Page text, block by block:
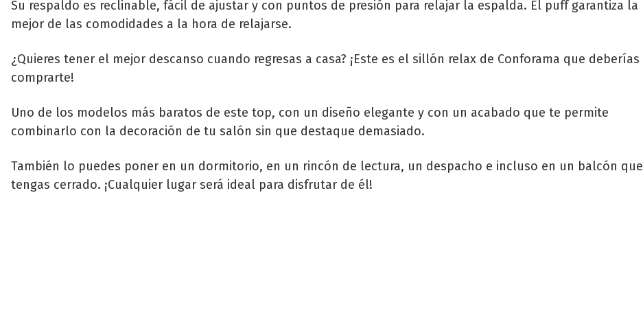
Su respaldo es reclinable, fácil de ajustar y con puntos de presión para relajar la espalda. El puff garantiza la
mejor de las comodidades a la hora de relajarse.
¿Quieres tener el mejor descanso cuando regresas a casa? ¡Este es el sillón relax de Conforama que deberías
comprarte!
Uno de los modelos más baratos de este top, con un diseño elegante y con un acabado que te permite
combinarlo con la decoración de tu salón sin que destaque demasiado.
También lo puedes poner en un dormitorio, en un rincón de lectura, un despacho e incluso en un balcón que
tengas cerrado. ¡Cualquier lugar será ideal para disfrutar de él!